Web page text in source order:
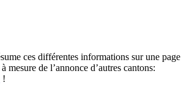
ces différentes informations sur une page
mesure de l’annonce d’autres cantons:
!